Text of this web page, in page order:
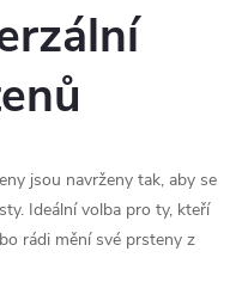
jsou navrženy tak, aby se
Ideální volba pro ty, kteří
rádi mění své prsteny z